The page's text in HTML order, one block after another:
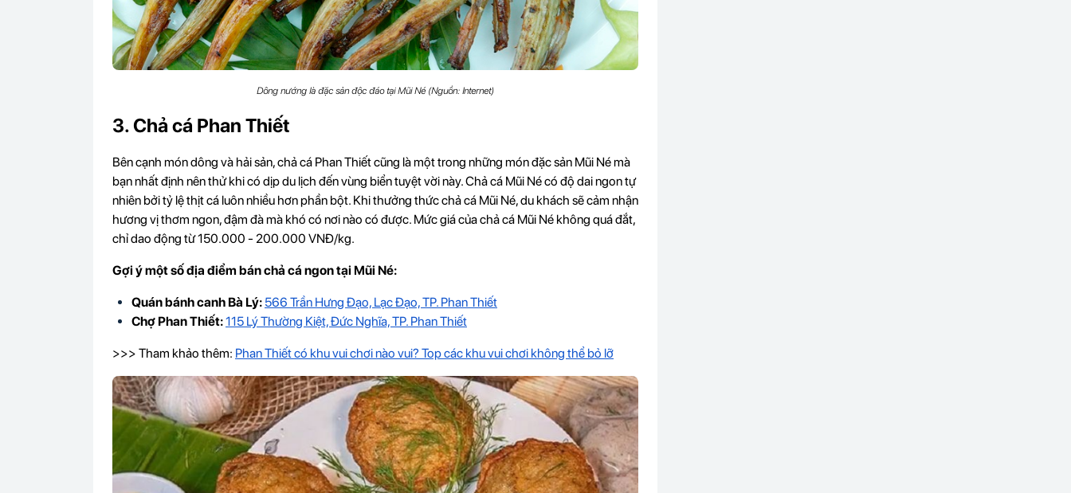
Dông nướng là đặc sản độc đáo tại Mũi Né (Nguồn: Internet)
3. Chả cá Phan Thiết
Bên cạnh món dông và hải sản, chả cá Phan Thiết cũng là một trong những món đặc sản Mũi Né mà
bạn nhất định nên thử khi có dịp du lịch đến vùng biển tuyệt vời này. Chả cá Mũi Né có độ dai ngon tự
nhiên bởi tỷ lệ thịt cá luôn nhiều hơn phần bột. Khi thưởng thức chả cá Mũi Né, du khách sẽ cảm nhận
hương vị thơm ngon, đậm đà mà khó có nơi nào có được. Mức giá của chả cá Mũi Né không quá đắt,
chỉ dao động từ 150.000 - 200.000 VNĐ/kg.
Gợi ý một số địa điểm bán chả cá ngon tại Mũi Né:
Quán bánh canh Bà Lý: 566 Trần Hưng Đạo, Lạc Đạo, TP. Phan Thiết
Chợ Phan Thiết:115 Lý Thường Kiệt, Đức Nghĩa, TP. Phan Thiết
>>> Tham khảo thêm: Phan Thiết có khu vui chơi nào vui? Top các khu vui chơi không thể bỏ lỡ